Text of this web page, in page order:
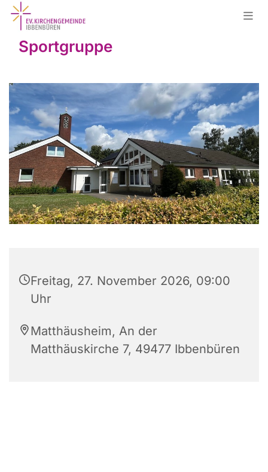
Sportgruppe
Freitag, 27. November 2026, 09:00
Uhr
Matthäusheim, An der
Matthäuskirche 7, 49477 Ibbenbüren